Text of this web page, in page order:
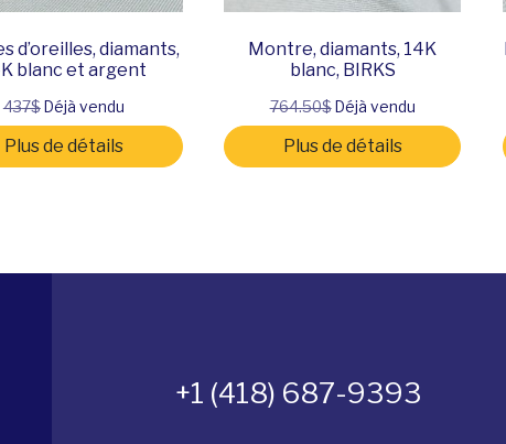
d’oreilles, diamants,
blanc et argent
437$Déjà vendu
Plus de détails
Montre, diamants, 14K
blanc, BIRKS
764.50$Déjà vendu
Plus de détails
+1 (418) 687-9393